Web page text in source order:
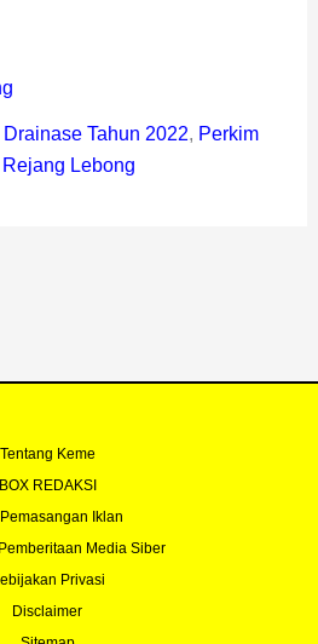
Tahun 2022, Perkim
Lebong
Tentang Keme
BOX REDAKSI
Pemasangan Iklan
Media Siber
Privasi
Disclaimer